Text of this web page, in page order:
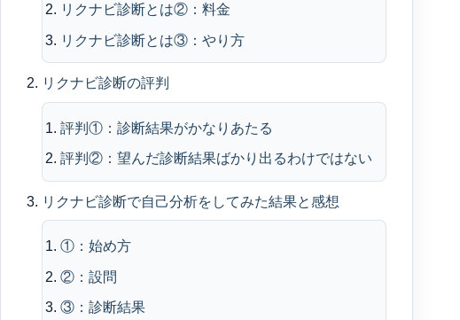
リクナビ診断とは②：料金
リクナビ診断とは③：やり方
リクナビ診断の評判
評判①：診断結果がかなりあたる
評判②：望んだ診断結果ばかり出るわけではない
リクナビ診断で自己分析をしてみた結果と感想
①：始め方
②：設問
③：診断結果